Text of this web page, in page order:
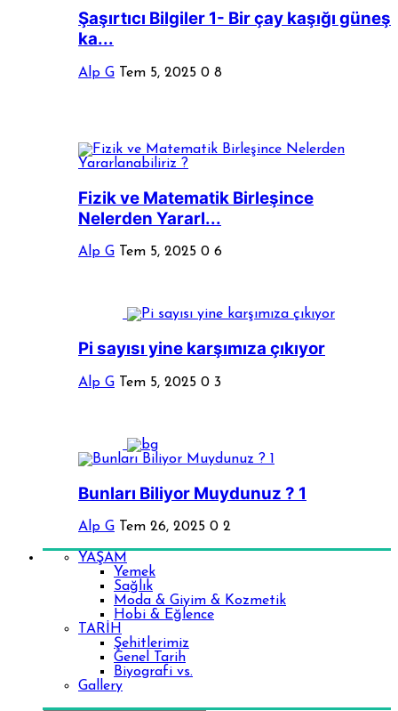
Şaşırtıcı Bilgiler 1- Bir çay kaşığı güneş
ka...
Alp G Tem 5, 2025 0 8
Fizik ve Matematik Birleşince
Nelerden Yararl...
Alp G Tem 5, 2025 0 6
Pi sayısı yine karşımıza çıkıyor
Alp G Tem 5, 2025 0 3
Bunları Biliyor Muydunuz ? 1
Alp G Tem 26, 2025 0 2
YAŞAM
Yemek
Sağlık
Moda & Giyim & Kozmetik
Hobi & Eğlence
TARİH
Şehitlerimiz
Genel Tarih
Biyografi vs.
Gallery